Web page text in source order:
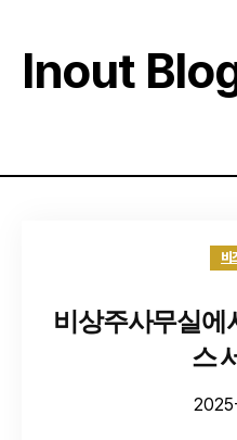
Inout
비
비상주사무실에
스